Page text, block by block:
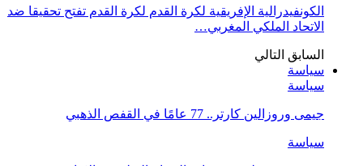
الكونفيدرالية الإفريقية لكرة القدم لكرة القدم تفتح تحقيقا ضد
الاتحاد الملكي المغربي…
السابق التالي
سياسة
سياسة
جيمى وروزالين كارتر.. 77 عامًا في القفص الذهبي
سياسة